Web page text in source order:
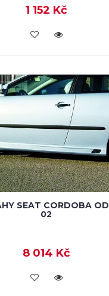
1 152 Kč
VLOŽIT DO KOŠÍKU
SEAT CORDOBA OD
02
8 014 Kč
VLOŽIT DO KOŠÍKU